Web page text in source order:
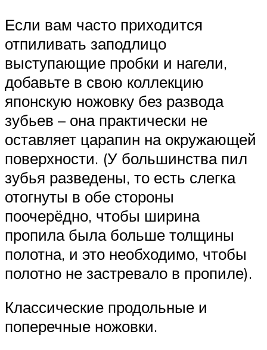
Если вам часто приходится
отпиливать заподлицо
выступающие пробки и нагели,
добавьте в свою коллекцию
японскую ножовку без развода
зубьев – она практически не
оставляет царапин на окружающей
поверхности. (У большинства пил
зубья разведены, то есть слегка
отогнуты в обе стороны
поочерёдно, чтобы ширина
пропила была больше толщины
полотна, и это необходимо, чтобы
полотно не застревало в пропиле).
Классические продольные и
поперечные ножовки.